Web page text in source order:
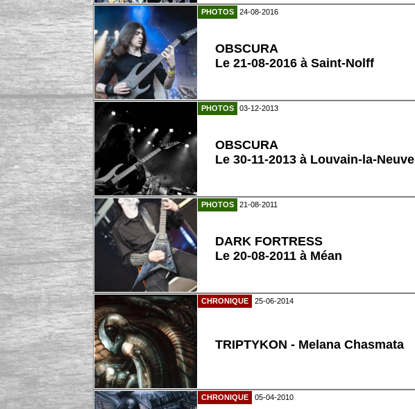
PHOTOS 24-08-2016
OBSCURA
Le 21-08-2016 à Saint-Nolff
PHOTOS 03-12-2013
OBSCURA
Le 30-11-2013 à Louvain-la-Neuve
PHOTOS 21-08-2011
DARK FORTRESS
Le 20-08-2011 à Méan
CHRONIQUE 25-06-2014
TRIPTYKON - Melana Chasmata
CHRONIQUE 05-04-2010